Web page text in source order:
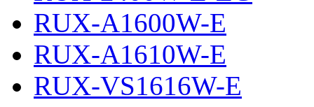
RUX-A1600W-E
RUX-A1610W-E
RUX-VS1616W-E